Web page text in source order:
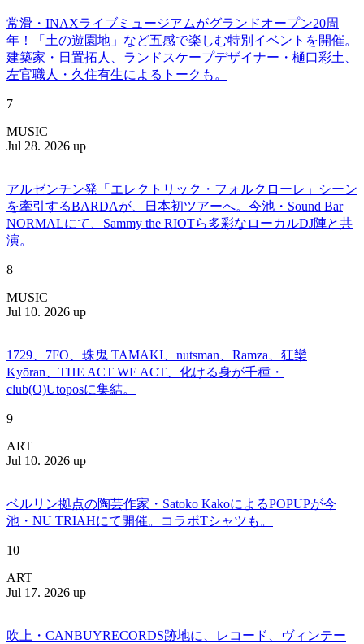
常滑・INAXライブミュージアムがグランドオープン20周
年！「土の遊園地」など五感で楽しむ特別イベントを開催。
建築家・日置拓人、ランドスケープデザイナー・樋口彩土、
左官職人・久住有生によるトークも。
7
MUSIC
Jul 28. 2026 up
アルゼンチン発「エレクトリック・フォルクローレ」シーン
を牽引するBARDAが、日本初ツアーへ。今池・Sound Bar
NORMALにて、Sammy the RIOTら多彩なローカルDJ陣と共
演。
8
MUSIC
Jul 10. 2026 up
1729、7FO、珠鬼 TAMAKI、nutsman、Ramza、狂欒
Kyōran、THE ACT WE ACT、化ける身が千種・
club(O)Utoposに集結。
9
ART
Jul 10. 2026 up
ベルリン拠点の陶芸作家・Satoko KakoによるPOPUPが今
池・NU TRIAHにて開催。コラボTシャツも。
10
ART
Jul 17. 2026 up
吹上・CANBUYRECORDS跡地に、レコード、ヴィンテー